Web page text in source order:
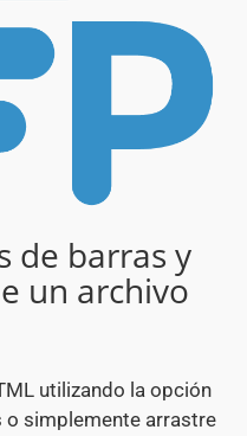
de barras y
un archivo
utilizando la opción
o simplemente arrastre